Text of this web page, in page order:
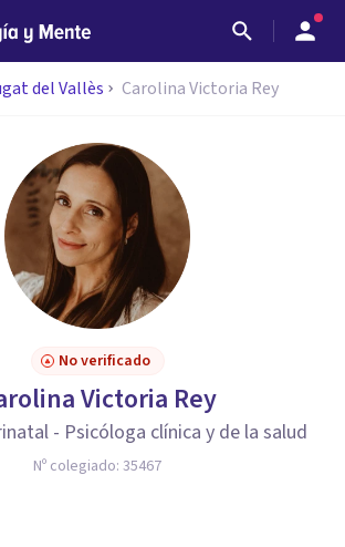
del Vallès Carolina Victoria Rey
No verificado
Victoria Rey
- Psicóloga clínica y de la salud
Nº colegiado: 35467